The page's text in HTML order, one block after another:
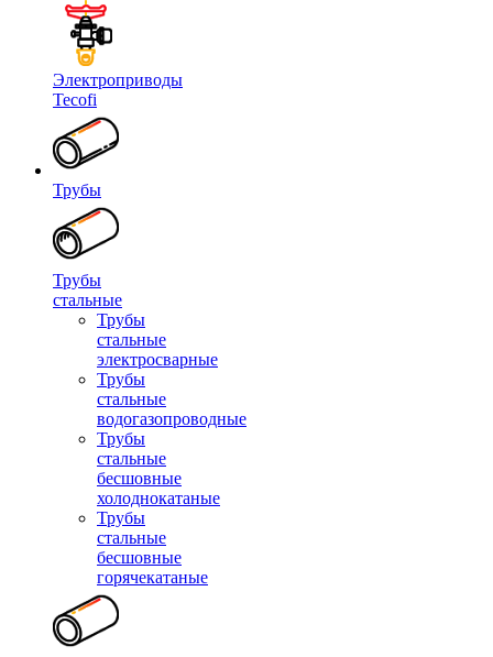
Электроприводы
Tecofi
Трубы
Трубы
стальные
Трубы
стальные
электросварные
Трубы
стальные
водогазопроводные
Трубы
стальные
бесшовные
холоднокатаные
Трубы
стальные
бесшовные
горячекатаные